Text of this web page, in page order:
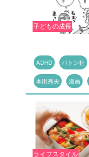
子どもの成長
ADHD バトン社
本田秀夫 漫画
ライフスタイル